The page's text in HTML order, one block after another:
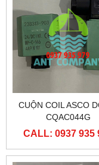
CUỘN COIL ASCO
CQAC044G
CALL: 0937 935